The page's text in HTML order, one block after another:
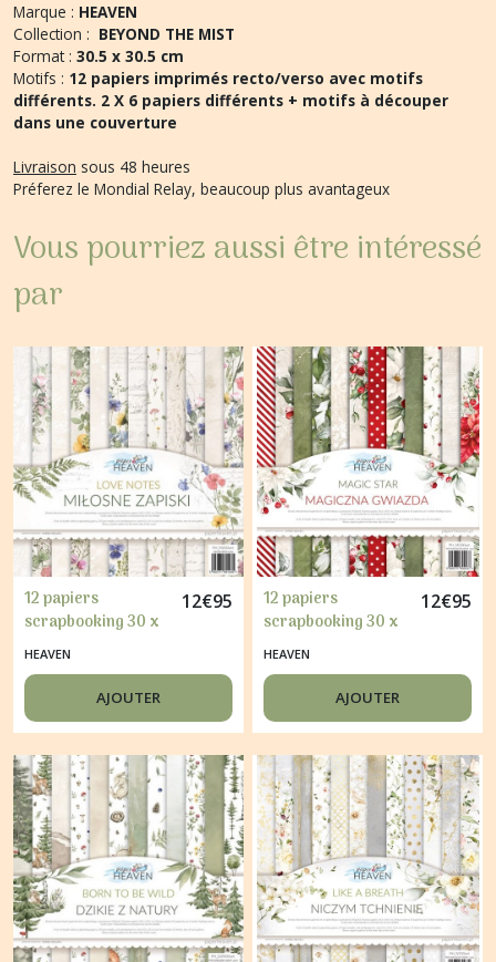
Marque : HEAVEN
Collection : BEYOND THE MIST
Format : 30.5 x 30.5 cm
Motifs : 12 papiers imprimés recto/verso avec motifs
différents. 2 X 6 papiers différents + motifs à découper
dans une couverture
Livraison sous 48 heures
Préferez le Mondial Relay, beaucoup plus avantageux
Vous pourriez aussi être intéressé
par
12 papiers
scrapbooking 30 x
30 cm HEAVEN LOVE
NOTES
12€95
HEAVEN
AJOUTER
12 papiers
scrapbooking 30 x
30 cm HAVEN
MAGIC STAR
12€95
HEAVEN
AJOUTER